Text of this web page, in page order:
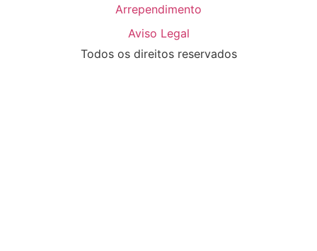
Arrependimento
Aviso Legal
Todos os direitos reservados